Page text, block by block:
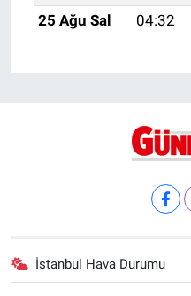
25 Ağu Sal
04:32
İstanbul Hava Durumu